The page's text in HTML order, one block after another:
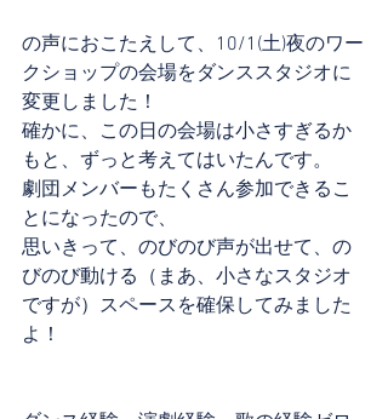
の声におこたえして、10/1(土)夜のワー
クショップの会場をダンススタジオに
変更しました！
確かに、この日の会場は小さすぎるか
もと、ずっと考えてはいたんです。
劇団メンバーもたくさん参加できるこ
とになったので、
思いきって、のびのび声が出せて、の
びのび動ける（まあ、小さなスタジオ
ですが）スペースを確保してみました
よ！